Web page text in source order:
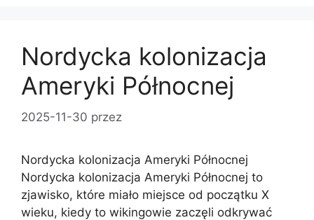
Nordycka kolonizacja
Ameryki Północnej
2025-11-30 przez
Nordycka kolonizacja Ameryki Północnej
Nordycka kolonizacja Ameryki Północnej to
zjawisko, które miało miejsce od początku X
wieku, kiedy to wikingowie zaczęli odkrywać